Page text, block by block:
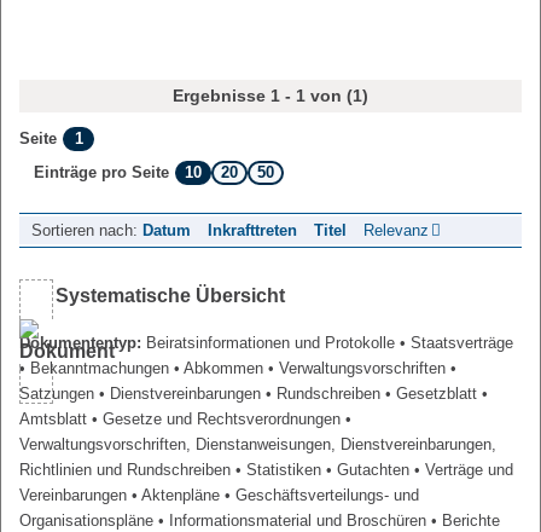
Ergebnisse 1 - 1 von (1)
Seite
1
Einträge pro Seite
10 20 50
Sortieren nach: Datum Inkrafttreten Titel Relevanz
Systematische Übersicht
Dokumententyp: Beiratsinformationen und Protokolle • Staatsverträge
• Bekanntmachungen • Abkommen • Verwaltungsvorschriften •
Satzungen • Dienstvereinbarungen • Rundschreiben • Gesetzblatt •
Amtsblatt • Gesetze und Rechtsverordnungen •
Verwaltungsvorschriften, Dienstanweisungen, Dienstvereinbarungen,
Richtlinien und Rundschreiben • Statistiken • Gutachten • Verträge und
Vereinbarungen • Aktenpläne • Geschäftsverteilungs- und
Organisationspläne • Informationsmaterial und Broschüren • Berichte